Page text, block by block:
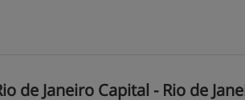
de Janeiro Capital - Rio de